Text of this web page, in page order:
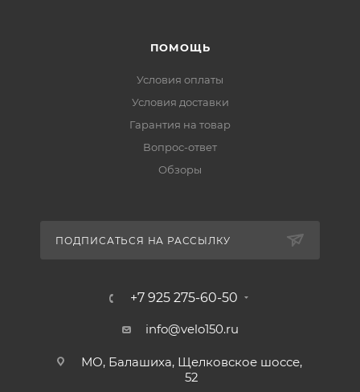
ПОМОЩЬ
Условия оплаты
Условия доставки
Гарантия на товар
Вопрос-ответ
Обзоры
ПОДПИСАТЬСЯ НА РАССЫЛКУ
+7 925 275-60-50
info@velo150.ru
МО, Балашиха, Щелковское шоссе,
52